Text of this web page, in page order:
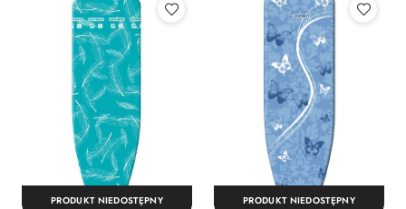
PRODUKT NIEDOSTĘPNY PRODUKT NIEDOSTĘPNY